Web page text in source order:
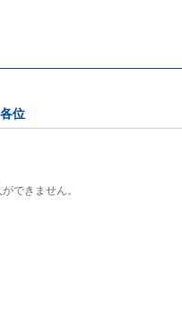
位
できません。